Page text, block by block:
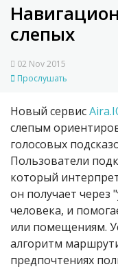
слепых
02 Nov 2015
Прослушать
Новый сервис
слепым
голосовых
Пользователи
который
он получает
человека, и
или помещениям.
алгоритм
предпочтениях